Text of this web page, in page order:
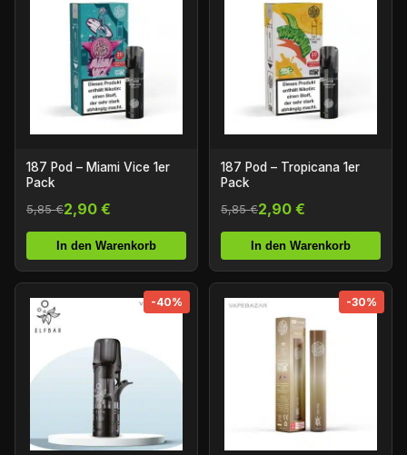
187 Pod – Miami Vice 1er
Pack
5,85 €2,90 €
In den Warenkorb
187 Pod – Tropicana 1er
Pack
5,85 €2,90 €
In den Warenkorb
-40% -30%